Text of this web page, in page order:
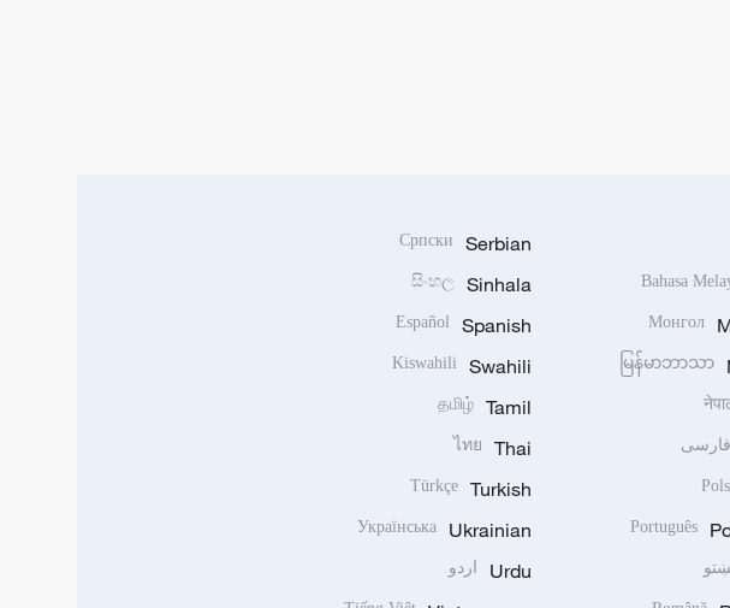
Bahasa
Монгол
မြန်မာဘာသာ
فارسی
Português
Serbian
Српски
Sinhala
සිංහල
Spanish
Español
Swahili
Kiswahili
Tamil
தமிழ்
Thai
ไทย
Turkish
Türkçe
Ukrainian
Українська
Urdu اردو